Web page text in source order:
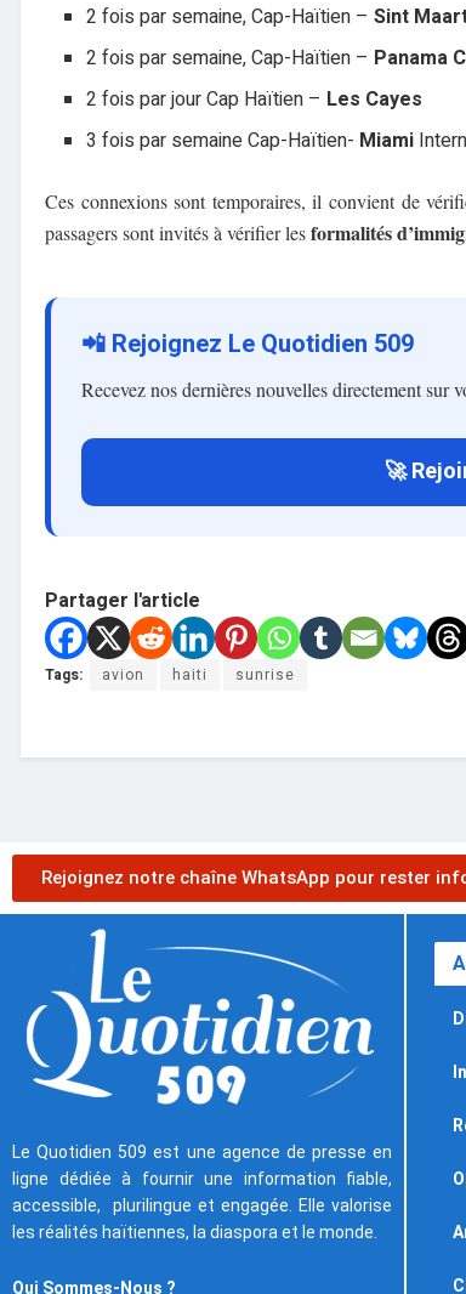
2 fois par semaine, Cap-Haïtien –Sint
2 fois par semaine, Cap-Haïtien – Panama
2 fois par jour Cap Haïtien – Les Cayes
3 fois par semaine Cap-Haïtien- Miami
Ces connexions sont temporaires, il convient de
passagers sont invités à vérifier lesformalités
📲 Rejoignez Le Quotidien 509
Recevez nos dernières nouvelles directement sur
🚀
Partager l'article
Tags: avion haiti sunrise
Rejoignez notre chaîne WhatsApp pour rester
Le Quotidien 509 est une agence de presse en
ligne dédiée à fournir une information fiable,
accessible, plurilingue et engagée. Elle valorise
les réalités haïtiennes, la diaspora et le monde.
Qui Sommes-Nous ?